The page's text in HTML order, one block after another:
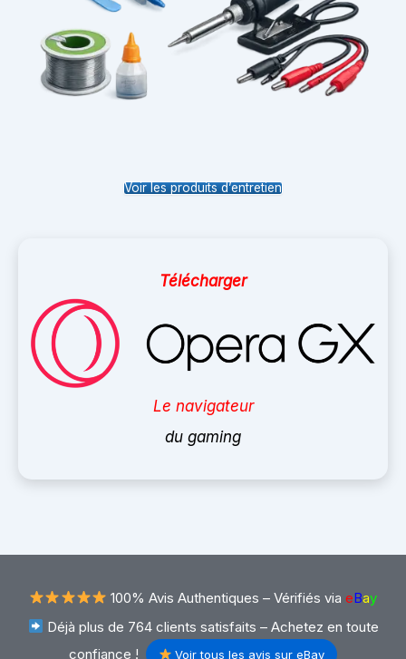
Voir les produits d’entretien
Télécharger
Le navigateur
du gaming
100% Avis Authentiques – Vérifiés via eBay
Déjà plus de 764 clients satisfaits – Achetez en toute
confiance !
Voir tous les avis sur eBay